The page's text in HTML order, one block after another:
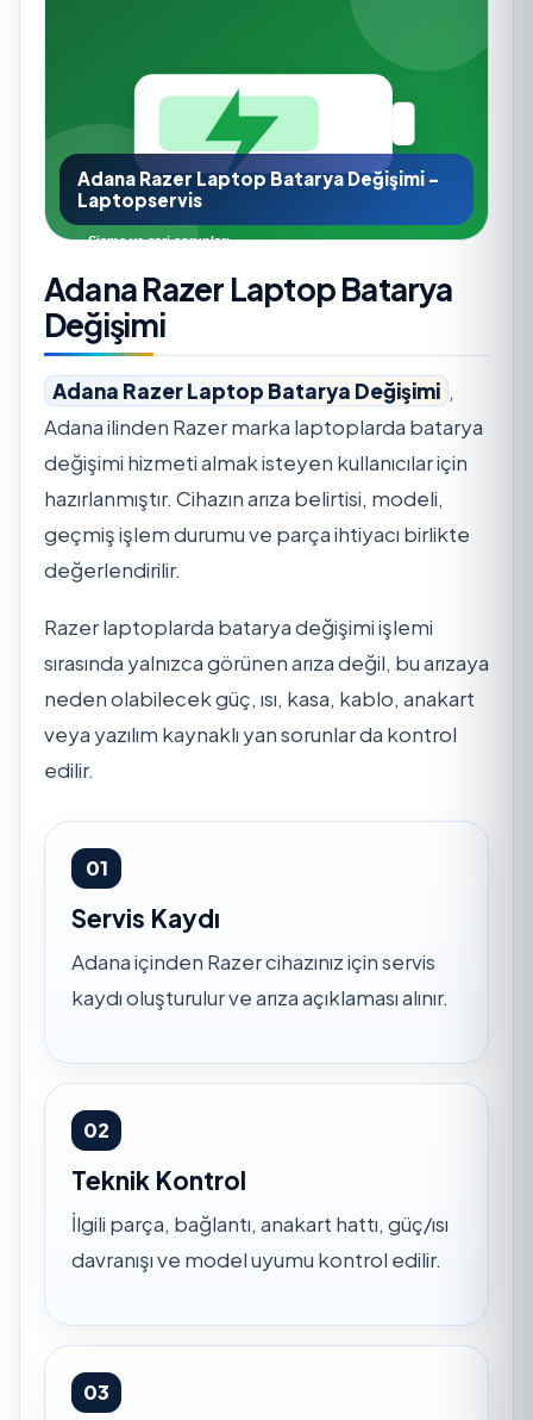
Adana Razer Laptop Batarya Değişimi -
Laptopservis
Adana Razer Laptop Batarya
Değişimi
Adana Razer Laptop Batarya Değişimi ,
Adana ilinden Razer marka laptoplarda batarya
değişimi hizmeti almak isteyen kullanıcılar için
hazırlanmıştır. Cihazın arıza belirtisi, modeli,
geçmiş işlem durumu ve parça ihtiyacı birlikte
değerlendirilir.
Razer laptoplarda batarya değişimi işlemi
sırasında yalnızca görünen arıza değil, bu arızaya
neden olabilecek güç, ısı, kasa, kablo, anakart
veya yazılım kaynaklı yan sorunlar da kontrol
edilir.
01
Servis Kaydı
Adana içinden Razer cihazınız için servis
kaydı oluşturulur ve arıza açıklaması alınır.
02
Teknik Kontrol
İlgili parça, bağlantı, anakart hattı, güç/ısı
davranışı ve model uyumu kontrol edilir.
03